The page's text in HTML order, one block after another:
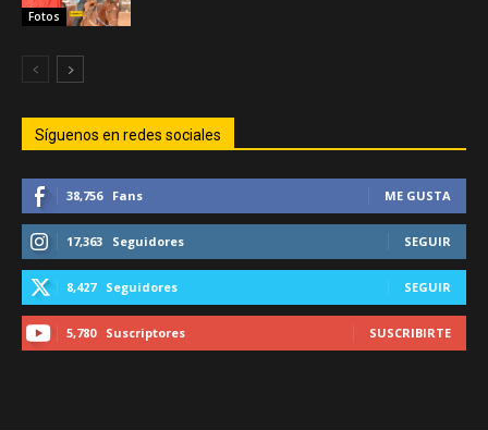
Fotos
Síguenos en redes sociales
38,756 Fans ME GUSTA
17,363 Seguidores SEGUIR
8,427 Seguidores SEGUIR
5,780 Suscriptores SUSCRIBIRTE